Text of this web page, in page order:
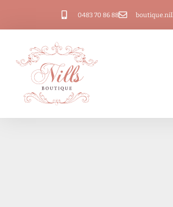
0483 70 86 88